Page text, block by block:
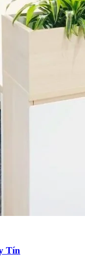
Tín